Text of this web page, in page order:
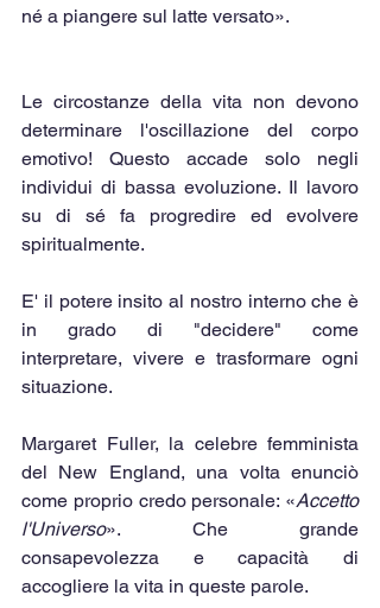
né a piangere sul latte versato».
Le circostanze della vita non devono
determinare l'oscillazione del corpo
emotivo! Questo accade solo negli
individui di bassa evoluzione. Il lavoro
su di sé fa progredire ed evolvere
spiritualmente.
E' il potere insito al nostro interno che è
in grado di "decidere" come
interpretare, vivere e trasformare ogni
situazione.
Margaret Fuller, la celebre femminista
del New England, una volta enunciò
come proprio credo personale: «Accetto
l'Universo». Che grande
consapevolezza e capacità di
accogliere la vita in queste parole.